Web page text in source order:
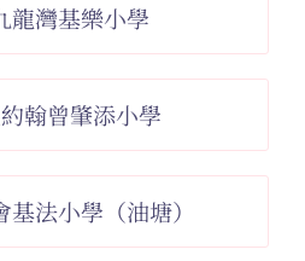
龍灣基樂小學
翰曾肇添小學
法小學（油塘）